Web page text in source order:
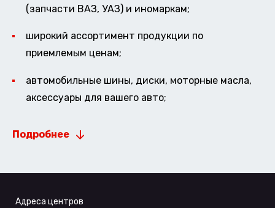
(запчасти ВАЗ, УАЗ) и иномаркам;
широкий ассортимент продукции по
приемлемым ценам;
автомобильные шины, диски, моторные масла,
аксессуары для вашего авто;
Подробнее
Адреса центров